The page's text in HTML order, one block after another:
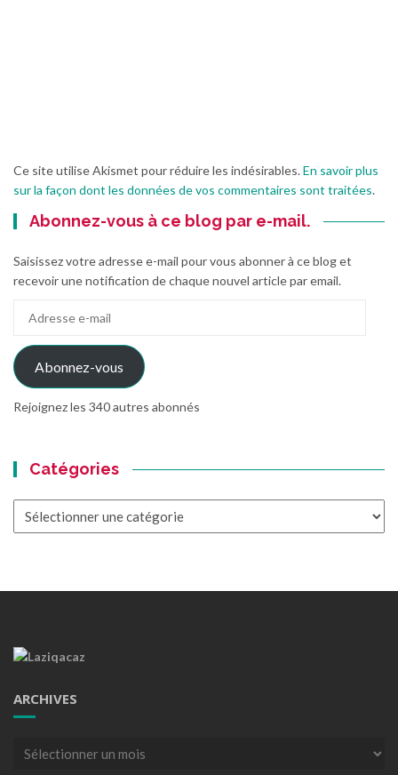
Ce site utilise Akismet pour réduire les indésirables.En savoir plus
sur la façon dont les données de vos commentaires sont traitées.
Abonnez-vous à ce blog par e-mail.
Saisissez votre adresse e-mail pour vous abonner à ce blog et
recevoir une notification de chaque nouvel article par email.
mail
Abonnez-vous
Rejoignez les 340 autres abonnés
Catégories
ARCHIVES
Archives